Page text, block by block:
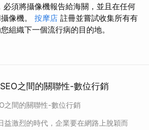
必須將攝像機報告給海關，並且在任何
像機。 按摩店 註冊並嘗試收集所有有
組織下一個流行病的目的地。
之間的關聯性-數位行銷
之間的關聯性-數位行銷
益激烈的時代，企業要在網路上脫穎而